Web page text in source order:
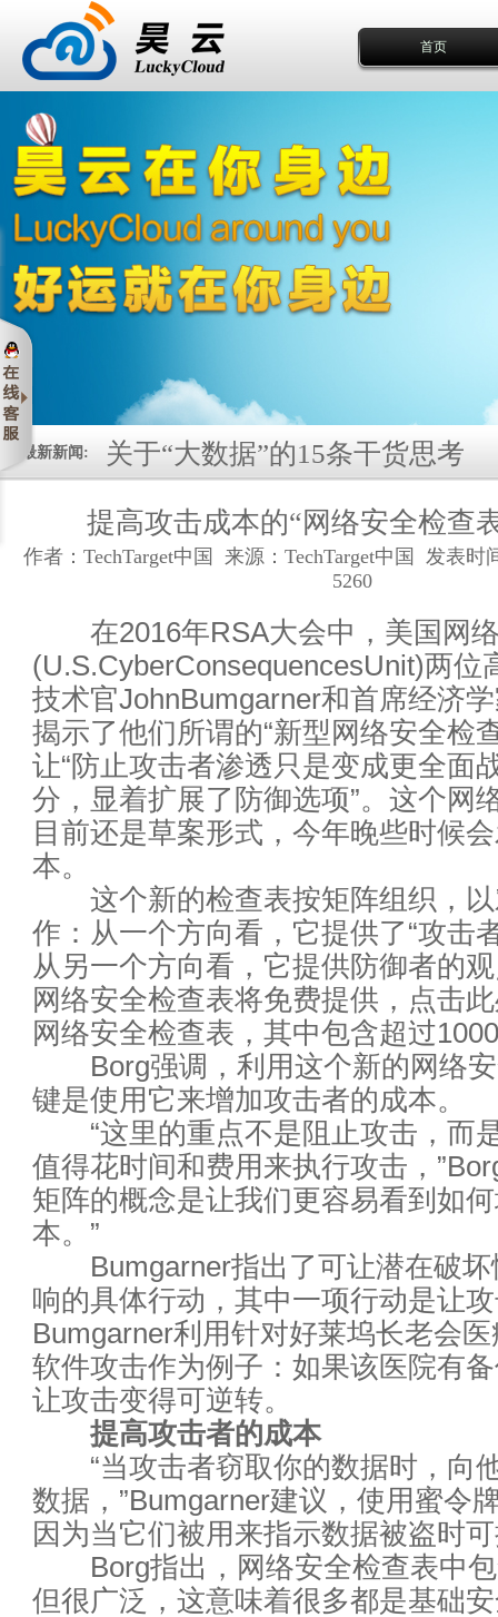
首页
最新新闻:
关于“大数据”的15条干货思考
如何设计成功而有价值的数据
论数据中心运维工作的提升技巧
数据中心网络布线工程必备七
网络钓鱼进化之路
为什么我们不能再过度依赖网
对象存储九大关键特征
人工智能会统治世界吗？马克
PaaS是位好同志，但SaaS公司
如何构建一个私有存储云
这是网络安全的基石：密码学
为何企业无法从数据科学中真
云灾难恢复服务：客户想要“DR
展望2017年：这些技术将冲击
2017年云计算和数据中心五大
年关将至，历数今年悲催的宕
2017科技行业七大趋势：无人
又到年终，看九大企业技术趋势
CIO们的2017——5大领域4个技
大数据失败案例提醒：8个不能
CIO:IT从运维到运营
提高攻击成本的“网络安全检查
作者：TechTarget中国 来源：TechTarget中国 发表时
5260
在2016年RSA大会中，美国网
(U.S.CyberConsequencesUnit)两位
技术官JohnBumgarner和首席经济
揭示了他们所谓的“新型网络安全检
让“防止攻击者渗透只是变成更全面
分，显着扩展了防御选项”。这个网
目前还是草案形式，今年晚些时候
本。
这个新的检查表按矩阵组织，以
作：从一个方向看，它提供了“攻击
从另一个方向看，它提供防御者的
网络安全检查表将免费提供，点击
网络安全检查表，其中包含超过
Borg强调，利用这个新的网络安
键是使用它来增加攻击者的成本。
“这里的重点不是阻止攻击，而
值得花时间和费用来执行攻击，
矩阵的概念是让我们更容易看到如
本。”
Bumgarner指出了可让潜在破坏
响的具体行动，其中一项行动是让
Bumgarner利用针对好莱坞长老会
软件攻击作为例子：如果该医院有
让攻击变得可逆转。
提高攻击者的成本
“当攻击者窃取你的数据时，向
数据，”Bumgarner建议，使用蜜令
因为当它们被用来指示数据被盗时
Borg指出，网络安全检查表中包
但很广泛，这意味着很多都是基础